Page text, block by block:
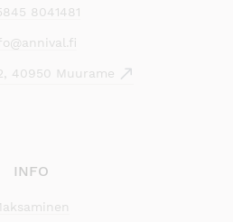
8041481
40950 Muurame
INFO